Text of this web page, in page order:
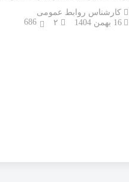
کارشناس روابط عمومی
16 بهمن 1404
686